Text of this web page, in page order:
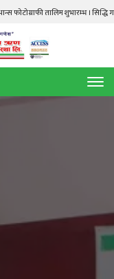
तालिम शुभारम्भ । सिद्धि गणेश